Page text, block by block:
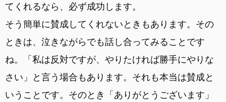
てくれるなら、必ず成功します。
そう簡単に賛成してくれないときもあります。その
ときは、泣きながらでも話し合ってみることです
ね。「私は反対ですが、やりたければ勝手にやりな
さい」と言う場合もあります。それも本当は賛成と
いうことです。そのとき「ありがとうございます」